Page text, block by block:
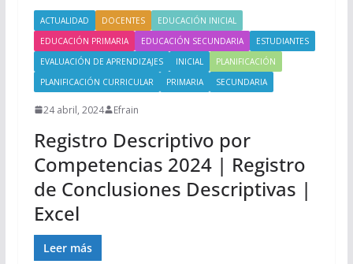
ACTUALIDAD DOCENTES
EDUCACIÓN INICIAL
EDUCACIÓN PRIMARIA
EDUCACIÓN SECUNDARIA
ESTUDIANTES
EVALUACIÓN DE APRENDIZAJES
INICIAL
PLANIFICACIÓN
PLANIFICACIÓN CURRICULAR
PRIMARIA SECUNDARIA
24 abril, 2024 Efrain
Registro Descriptivo por
Competencias 2024 | Registro
de Conclusiones Descriptivas |
Excel
Leer más